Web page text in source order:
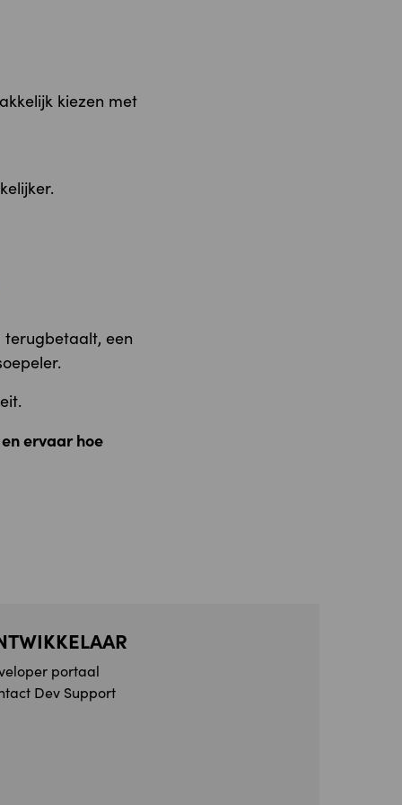
kiezen met
terugbetaalt, een
ervaar hoe
portaal
Dev Support